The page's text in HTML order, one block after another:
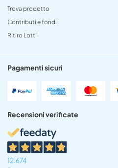
Trova prodotto
Contributi e fondi
Ritiro Lotti
Pagamenti sicuri
Recensioni verificate
12.674